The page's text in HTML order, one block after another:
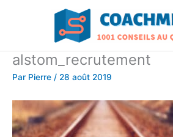
alstom_recrutement
Par Pierre / 28 août 2019